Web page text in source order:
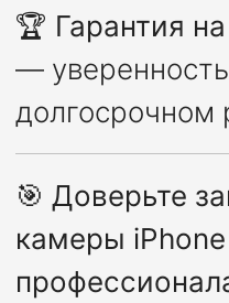
🏆 Гарантия
—
долгосрочном
🎯 Доверьте
камеры